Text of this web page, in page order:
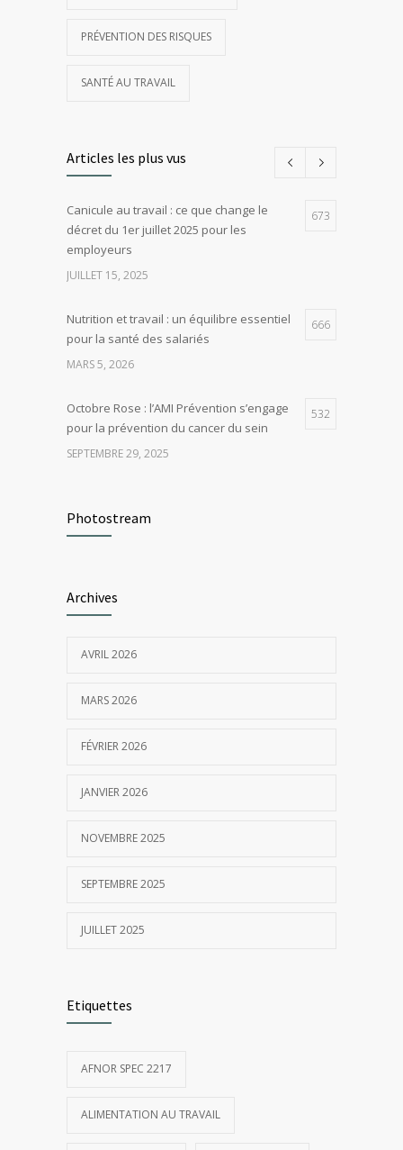
PRÉVENTION DES RISQUES
SANTÉ AU TRAVAIL
Articles les plus vus
Canicule au travail : ce que change le
décret du 1er juillet 2025 pour les
employeurs
673
JUILLET 15, 2025
Nutrition et travail : un équilibre essentiel
pour la santé des salariés
666
MARS 5, 2026
Octobre Rose : l’AMI Prévention s’engage
pour la prévention du cancer du sein
532
SEPTEMBRE 29, 2025
et bonnes pratiques pour préserver sa
santé
Santé au travail en novembre : Un mois
NOVEMBRE 4, 2025
Photostream
Archives
AVRIL 2026
MARS 2026
FÉVRIER 2026
JANVIER 2026
NOVEMBRE 2025
SEPTEMBRE 2025
JUILLET 2025
Etiquettes
AFNOR SPEC 2217
ALIMENTATION AU TRAVAIL